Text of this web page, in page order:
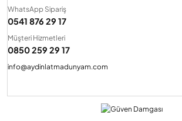
WhatsApp Sipariş
0541 876 29 17
Müşteri Hizmetleri
0850 259 29 17
info@aydinlatmadunyam.com